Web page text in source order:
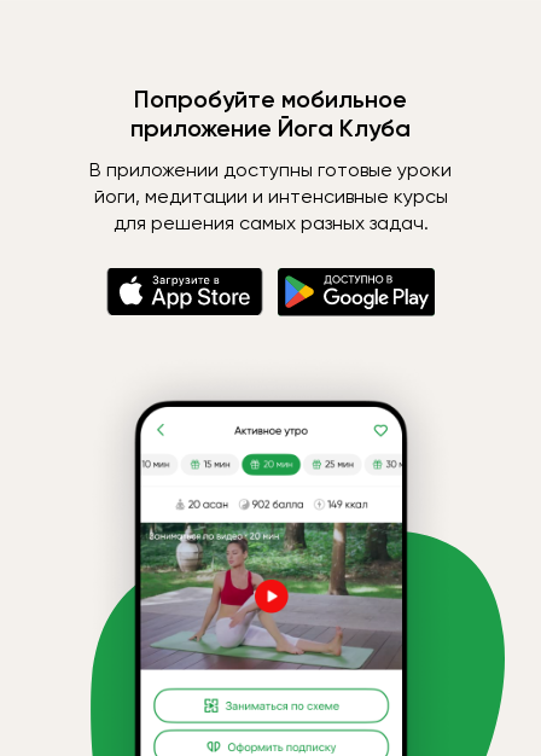
Попробуйте мобильное
приложение Йога Клуба
В приложении доступны готовые уроки
йоги, медитации и интенсивные курсы
для решения самых разных задач.